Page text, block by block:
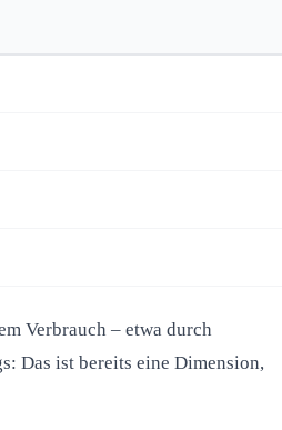
Verbrauch – etwa durch
Das ist bereits eine Dimension,